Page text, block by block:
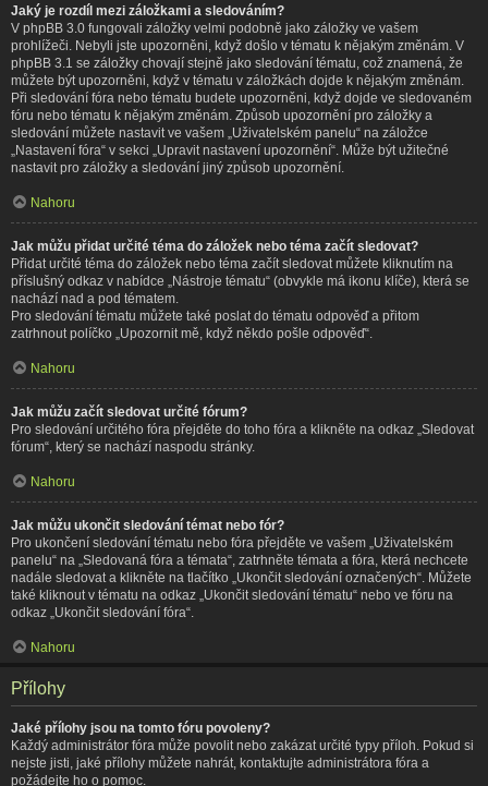
Jaký je rozdíl mezi záložkami a sledováním?
V phpBB 3.0 fungovali záložky velmi podobně jako záložky ve vašem
prohlížeči. Nebyli jste upozorněni, když došlo v tématu k nějakým změnám. V
phpBB 3.1 se záložky chovají stejně jako sledování tématu, což znamená, že
můžete být upozorněni, když v tématu v záložkách dojde k nějakým změnám.
Při sledování fóra nebo tématu budete upozorněni, když dojde ve sledovaném
fóru nebo tématu k nějakým změnám. Způsob upozornění pro záložky a
sledování můžete nastavit ve vašem „Uživatelském panelu“ na záložce
„Nastavení fóra“ v sekci „Upravit nastavení upozornění“. Může být užitečné
nastavit pro záložky a sledování jiný způsob upozornění.
Nahoru
Jak můžu přidat určité téma do záložek nebo téma začít sledovat?
Přidat určité téma do záložek nebo téma začít sledovat můžete kliknutím na
příslušný odkaz v nabídce „Nástroje tématu“ (obvykle má ikonu klíče), která se
nachází nad a pod tématem.
Pro sledování tématu můžete také poslat do tématu odpověď a přitom
zatrhnout políčko „Upozornit mě, když někdo pošle odpověď“.
Nahoru
Jak můžu začít sledovat určité fórum?
Pro sledování určitého fóra přejděte do toho fóra a klikněte na odkaz „Sledovat
fórum“, který se nachází naspodu stránky.
Nahoru
Jak můžu ukončit sledování témat nebo fór?
Pro ukončení sledování tématu nebo fóra přejděte ve vašem „Uživatelském
panelu“ na „Sledovaná fóra a témata“, zatrhněte témata a fóra, která nechcete
nadále sledovat a klikněte na tlačítko „Ukončit sledování označených“. Můžete
také kliknout v tématu na odkaz „Ukončit sledování tématu“ nebo ve fóru na
odkaz „Ukončit sledování fóra“.
Nahoru
Přílohy
Jaké přílohy jsou na tomto fóru povoleny?
Každý administrátor fóra může povolit nebo zakázat určité typy příloh. Pokud si
nejste jisti, jaké přílohy můžete nahrát, kontaktujte administrátora fóra a
požádejte ho o pomoc.